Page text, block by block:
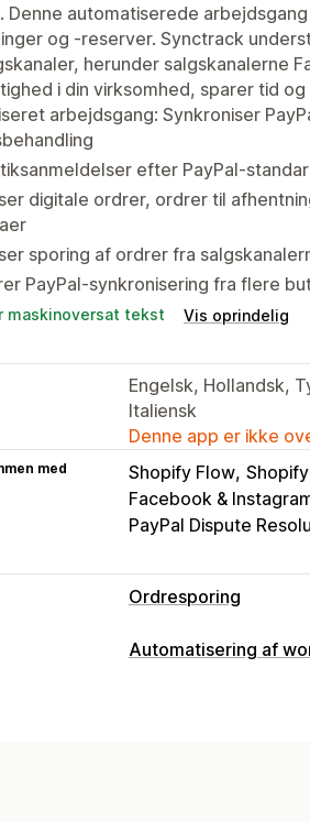
Denne automatiserede
og -reserver. Synctrack
herunder salgskanalerne
i din virksomhed, sparer tid
arbejdsgang: Synkroniser
efter PayPal-
digitale ordrer, ordrer til
sporing af ordrer fra
PayPal-synkronisering fra flere
maskinoversat tekst Vis oprindelig
Engelsk, Hollandsk,
Italiensk
Denne app er ikke
med Shopify Flow
Facebook &
PayPal Dispute
Ordresporing
Sporing
Automatisering af